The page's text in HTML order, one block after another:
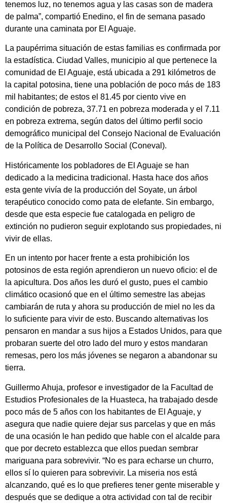
tenemos luz, no tenemos agua y las casas son de madera
de palma”, compartió Enedino, el fin de semana pasado
durante una caminata por El Aguaje.
La paupérrima situación de estas familias es confirmada por
la estadística. Ciudad Valles, municipio al que pertenece la
comunidad de El Aguaje, está ubicada a 291 kilómetros de
la capital potosina, tiene una población de poco más de 183
mil habitantes; de estos el 81.45 por ciento vive en
condición de pobreza, 37.71 en pobreza moderada y el 7.11
en pobreza extrema, según datos del último perfil socio
demográfico municipal del Consejo Nacional de Evaluación
de la Política de Desarrollo Social (Coneval).
Históricamente los pobladores de El Aguaje se han
dedicado a la medicina tradicional. Hasta hace dos años
esta gente vivía de la producción del Soyate, un árbol
terapéutico conocido como pata de elefante. Sin embargo,
desde que esta especie fue catalogada en peligro de
extinción no pudieron seguir explotando sus propiedades, ni
vivir de ellas.
En un intento por hacer frente a esta prohibición los
potosinos de esta región aprendieron un nuevo oficio: el de
la apicultura. Dos años les duró el gusto, pues el cambio
climático ocasionó que en el último semestre las abejas
cambiarán de ruta y ahora su producción de miel no les da
lo suficiente para vivir de esto. Buscando alternativas los
pensaron en mandar a sus hijos a Estados Unidos, para que
probaran suerte del otro lado del muro y estos mandaran
remesas, pero los más jóvenes se negaron a abandonar su
tierra.
Guillermo Ahuja, profesor e investigador de la Facultad de
Estudios Profesionales de la Huasteca, ha trabajado desde
poco más de 5 años con los habitantes de El Aguaje, y
asegura que nadie quiere dejar sus parcelas y que en más
de una ocasión le han pedido que hable con el alcalde para
que por decreto establezca que ellos puedan sembrar
mariguana para sobrevivir. “No es para echarse un churro,
ellos sí lo quieren para sobrevivir. La miseria nos está
alcanzando, qué es lo que prefieres tener gente miserable y
después que se dedique a otra actividad con tal de recibir